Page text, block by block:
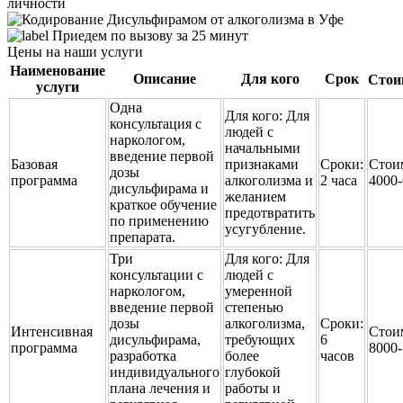
Приедем по вызову за 25 минут
Цены на наши услуги
Наименование
услуги
Описание Для кого Срок
Базовая
программа
Одна
консультация с
наркологом,
введение первой
дозы
дисульфирама и
краткое обучение
по применению
препарата.
Для кого: Для
людей с
начальными
признаками
алкоголизма и
желанием
предотвратить
усугубление.
Сроки:
2 часа
Интенсивная
программа
Три
консультации с
наркологом,
введение первой
дозы
дисульфирама,
разработка
индивидуального
плана лечения и
Для кого: Для
людей с
умеренной
степенью
алкоголизма,
требующих
более
глубокой
работы и
Сроки:
6
часов